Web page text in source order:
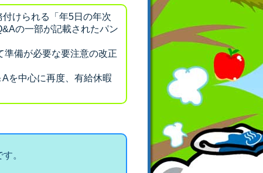
付けられる「年5日の年次
の一部が記載されたパン
準備が必要な要注意の改正
を中心に再度、有給休暇
。